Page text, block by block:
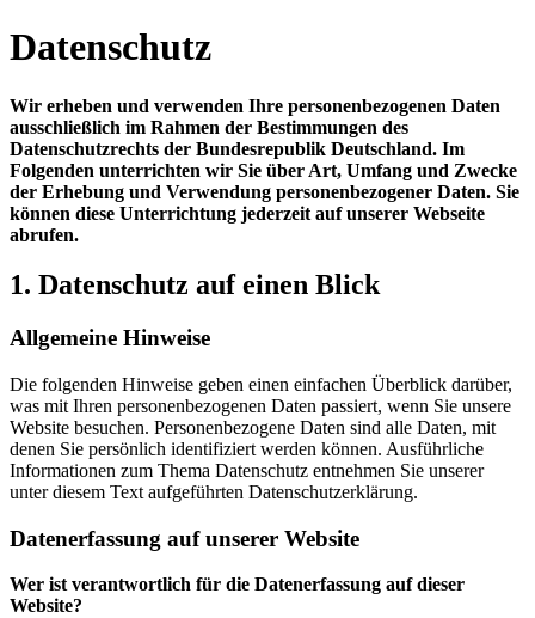
Datenschutz
Wir erheben und verwenden Ihre personenbezogenen Daten
ausschließlich im Rahmen der Bestimmungen des
Datenschutzrechts der Bundesrepublik Deutschland. Im
Folgenden unterrichten wir Sie über Art, Umfang und Zwecke
der Erhebung und Verwendung personenbezogener Daten. Sie
können diese Unterrichtung jederzeit auf unserer Webseite
abrufen.
1. Datenschutz auf einen Blick
Allgemeine Hinweise
Die folgenden Hinweise geben einen einfachen Überblick darüber,
was mit Ihren personenbezogenen Daten passiert, wenn Sie unsere
Website besuchen. Personenbezogene Daten sind alle Daten, mit
denen Sie persönlich identifiziert werden können. Ausführliche
Informationen zum Thema Datenschutz entnehmen Sie unserer
unter diesem Text aufgeführten Datenschutzerklärung.
Datenerfassung auf unserer Website
Wer ist verantwortlich für die Datenerfassung auf dieser
Website?